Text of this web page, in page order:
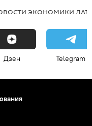
ЭКОНОМИКИ
Дзен Telegram